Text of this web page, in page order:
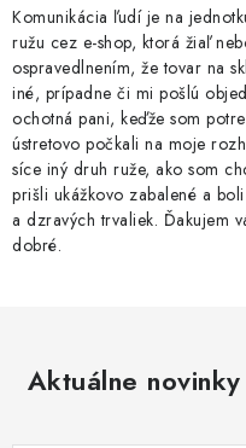
r
v
k
y
v
ý
p
i
Komunikácia ľudí je na
ružu cez e-shop, ktorá žiaľ
ospravedlnením, že tovar na
iné, prípadne či mi pošlú
ochotná pani, keďže som
ústretovo počkali na moje
síce iný druh ruže, ako som
prišli ukážkovo zabalené a
a dzravých trvaliek. Ďakujem
dobré.
Aktuálne